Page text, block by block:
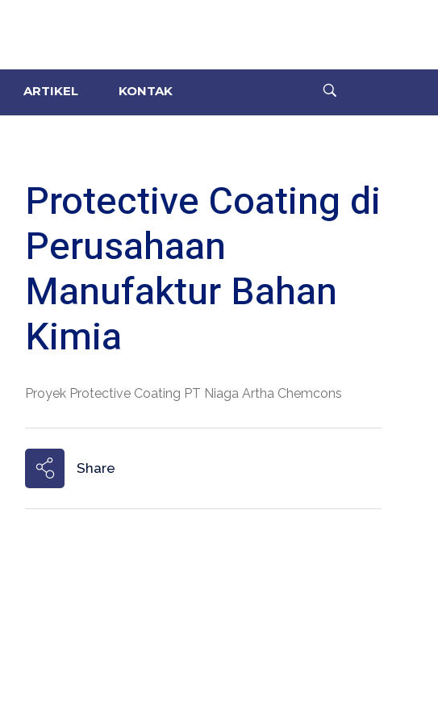
ARTIKEL KONTAK
Protective Coating di
Perusahaan
Manufaktur Bahan
Kimia
Proyek Protective Coating PT Niaga Artha Chemcons
Share